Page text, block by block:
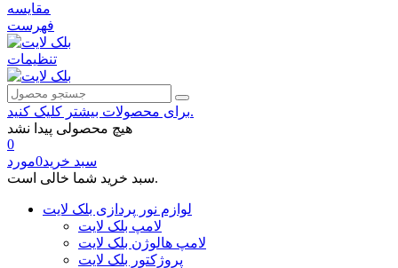
مقایسه
فهرست
تنظیمات
برای محصولات بیشتر کلیک کنید.
هیچ محصولی پیدا نشد
0
سبد خرید0مورد
سبد خرید شما خالی است.
لوازم نور پردازی بلک لایت
لامپ بلک لایت
لامپ هالوژن بلک لایت
پروژکتور بلک لایت